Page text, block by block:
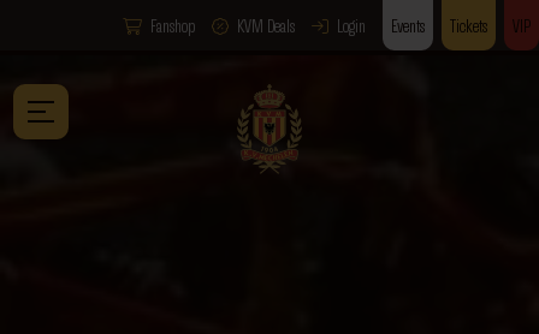
Fanshop KVM Deals Login Events Tickets VIP